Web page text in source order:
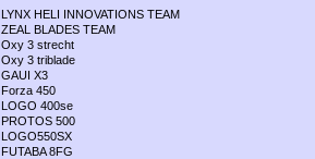
LYNX HELI INNOVATIONS TEAM
ZEAL BLADES TEAM
Oxy 3 strecht
Oxy 3 triblade
GAUI X3
Forza 450
LOGO 400se
PROTOS 500
LOGO550SX
FUTABA 8FG